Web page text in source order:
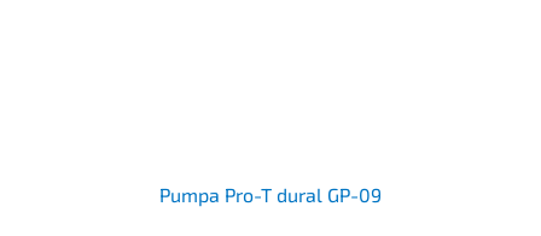
Pumpa Pro-T dural GP-09